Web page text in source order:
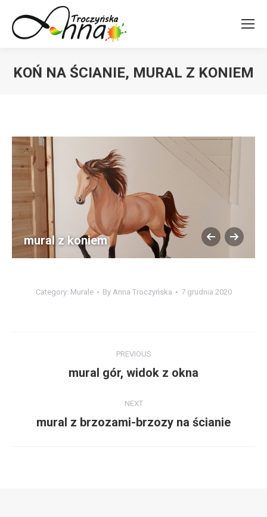
KOŃ NA ŚCIANIE, MURAL Z KONIEM
mural z koniem
Category: Murale By Anna Troczyńska 7 grudnia 2020
navigation
PREVIOUS
Previous
mural gór, widok z okna
NEXT
Next
mural z brzozami-brzozy na ścianie